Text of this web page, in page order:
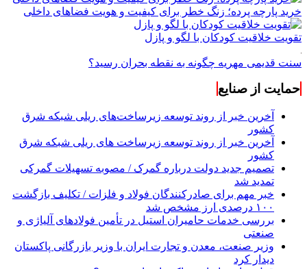
خرید پارچه پرده؛ زنگ خطر برای کیفیت و هویت فضاهای داخلی
تقویت خلاقیت کودکان با لگو و پازل
سنت قدیمی مهریه چگونه به نقطه بحران رسید؟
حمایت از صنایع
آخرین خبر از روند توسعه زیرساخت‌های ریلی شبکه شرق
کشور
آخرین خبر از روند توسعه زیرساخت های ریلی شبکه شرق
کشور
تصمیم جدید دولت درباره گمرک / مصوبه تسهیلات گمرکی
تمدید شد
خبر مهم برای صادرکنندگان فولاد و فلزات / تکلیف بازگشت
۱۰۰ درصدی ارز مشخص شد
بررسی خدمات حامیران استیل در تأمین فولادهای آلیاژی و
صنعتی
وزیر صنعت، معدن و تجارت ایران با وزیر بازرگانی پاکستان
دیدار کرد